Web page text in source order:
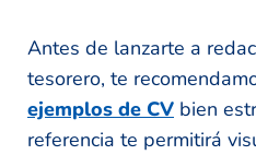
Antes de lanzarte a
tesorero, te
ejemplos de CV bien
referencia te permitirá